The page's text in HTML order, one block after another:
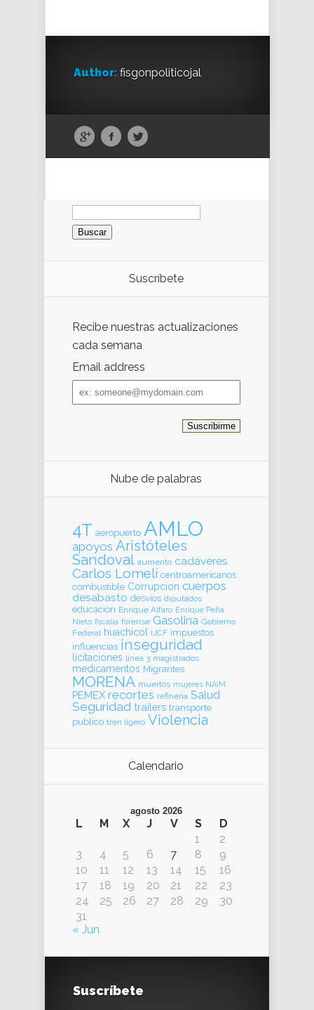
Author: fisgonpoliticojal
Buscar:
Suscríbete
Recibe nuestras actualizaciones
cada semana
Email address
Email
address
Nube de palabras
4T aeropuerto AMLO
apoyos Aristóteles
Sandoval aumento cadáveres
Carlos Lomelí centroamericanos
combustible Corrupcion cuerpos
desabasto desvíos diputados
educación Enrique Alfaro Enrique Peña
Nieto fiscalia forense Gasolina Gobierno
Federal huachicol IJCF impuestos
influencias inseguridad
licitaciones línea 3 magistrados
medicamentos Migrantes
MORENA muertos mujeres NAIM
PEMEX recortes refinería Salud
Seguridad trailers transporte
publico tren ligero Violencia
Calendario
agosto 2026
L M X J V S
D
1
2
3
4 5 6 7 8
9
10
11 12 13 14 15
16
17
18 19 20 21 22
23
24
25 26 27 28 29
30
31
« Jun
Suscríbete